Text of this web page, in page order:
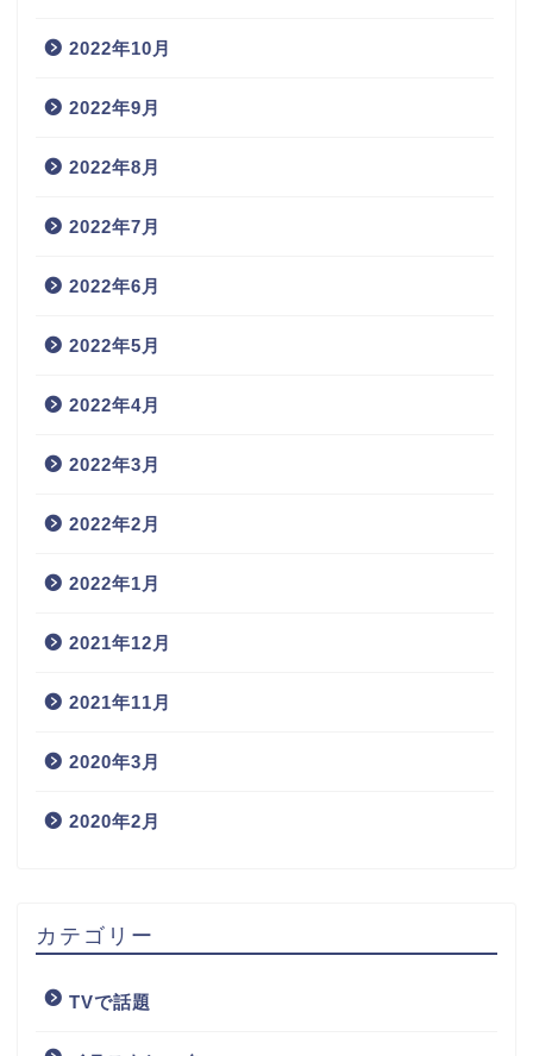
2022年10月
2022年9月
2022年8月
2022年7月
2022年6月
2022年5月
2022年4月
2022年3月
2022年2月
2022年1月
2021年12月
2021年11月
2020年3月
2020年2月
カテゴリー
TVで話題